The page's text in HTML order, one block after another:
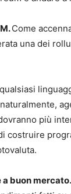
Come
una dei
più
costruire
buon mercato.